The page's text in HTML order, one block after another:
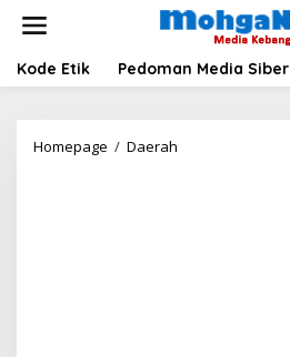
Kode Etik Pedoman Media Siber
Homepage / Daerah